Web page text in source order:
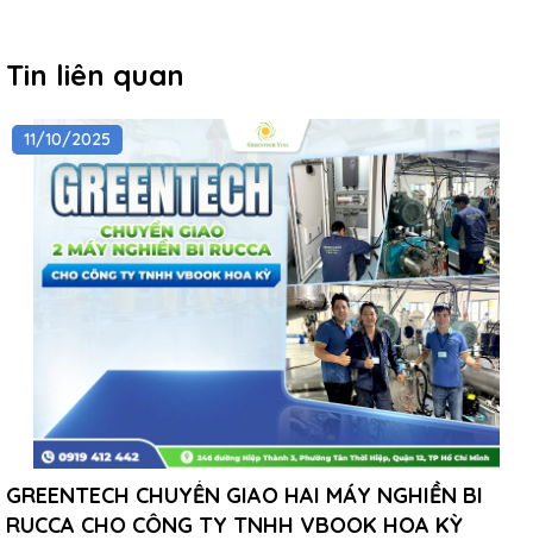
Tin liên quan
11/10/2025
GREENTECH CHUYỂN GIAO HAI MÁY NGHIỀN BI
RUCCA CHO CÔNG TY TNHH VBOOK HOA KỲ